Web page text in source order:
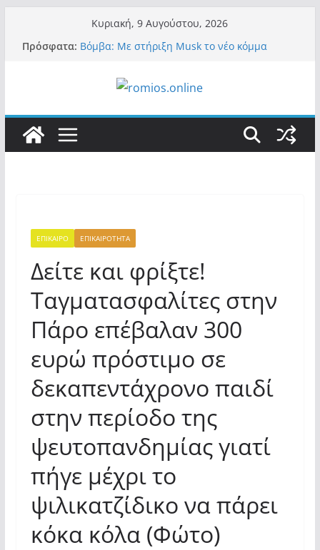
περιεχόμενο
Κυριακή, 9 Αυγούστου, 2026
Πρόσφατα: Βόμβα: Με στήριξη Musk το νέο κόμμα
πανικό, πατριωτικό τσουνάμι σαρώνει την
εγκλήματά του στην πανδημία – Στην
Ελλάδα τον έκαναν μέλος της Ακαδημίας
είναι το Κίνημα της Μ.Καρυστιανού και όχι
το διεφθαρμένο σύστημα εξουσίας»
ΕΠΙΚΑΙΡΟ ΕΠΙΚΑΙΡΟΤΗΤΑ
Δείτε και φρίξτε!
Ταγματασφαλίτες στην
Πάρο επέβαλαν 300
ευρώ πρόστιμο σε
δεκαπεντάχρονο παιδί
στην περίοδο της
ψευτοπανδημίας γιατί
πήγε μέχρι το
ψιλικατζίδικο να πάρει
κόκα κόλα (Φώτο)